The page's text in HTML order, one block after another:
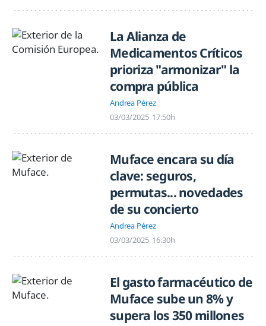
La Alianza de
Medicamentos Críticos
prioriza "armonizar" la
compra pública
Andrea Pérez
03/03/2025 17:50h
Muface encara su día
clave: seguros,
permutas... novedades
de su concierto
Andrea Pérez
03/03/2025 16:30h
El gasto farmacéutico de
Muface sube un 8% y
supera los 350 millones